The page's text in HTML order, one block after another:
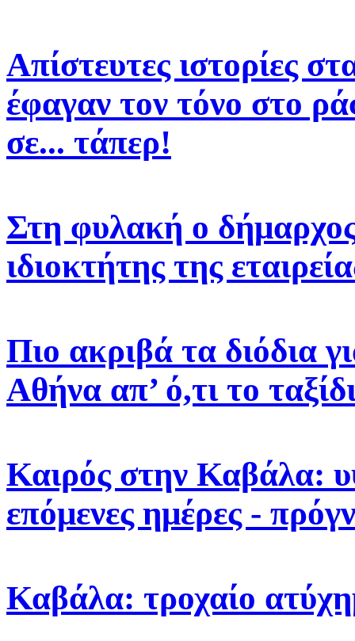
Απίστευτες ιστορίες
έφαγαν τον τόνο στο
σε... τάπερ!
Στη φυλακή ο
ιδιοκτήτης της
Πιο ακριβά τα διόδια
Αθήνα απ’ ό,τι το
Καιρός στην Καβάλα:
επόμενες ημέρες -
Καβάλα: τροχαίο